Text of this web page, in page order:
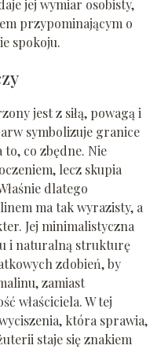
jej wymiar osobisty,
przypominającym o
spokoju.
jest z siłą, powagą i
symbolizuje granice
co zbędne. Nie
lecz skupia
dlatego
ma tak wyrazisty, a
Jej minimalistyczna
i naturalną strukturę
zdobień, by
zamiast
właściciela. W tej
która sprawia,
staje się znakiem